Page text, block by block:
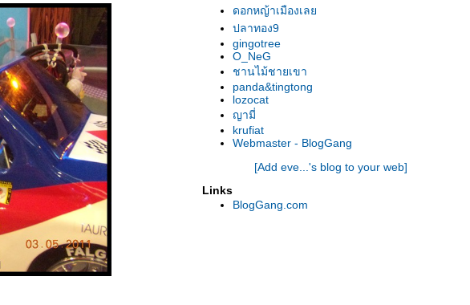
ดอกหญ้าเมืองเล
ปลาทอง9
gingotree
O_NeG
ชานไม้ชายเขา
panda&tingtong
lozocat
ญามี่
krufiat
Webmaster - BlogGang
[Add eve...'s blog to your web]
Links
BlogGang.com